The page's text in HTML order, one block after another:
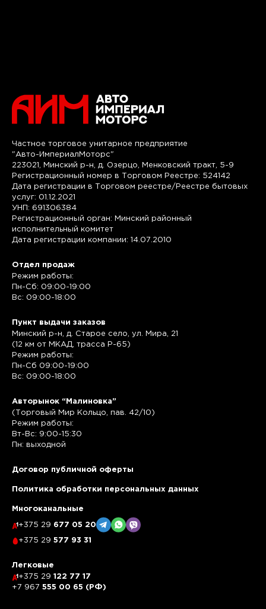
Частное торговое унитарное предприятие
"Авто-ИмпериалМоторс"
223021, Минский р-н, д. Озерцо, Менковский тракт, 5-9
Регистрационный номер в Торговом Реестре: 524142
Дата регистрации в Торговом реестре/Реестре бытовых
услуг: 01.12.2021
УНП: 691306384
Регистрационный орган: Минский районный
исполнительный комитет
Дата регистрации компании: 14.07.2010
Отдел продаж
Режим работы:
Пн-Сб: 09:00-19:00
Вс: 09:00-18:00
Пункт выдачи заказов
Минский р-н, д. Старое село, ул. Мира, 21
(12 км от МКАД, трасса P-65)
Режим работы:
Пн-Сб 09:00-19:00
Вс: 09:00-18:00
Авторынок “Малиновка”
(Торговый Мир Кольцо, пав. 42/10)
Режим работы:
Вт-Вс: 9:00-15:30
Пн: выходной
Договор публичной оферты
Политика обработки персональных данных
Многоканальные
+375 29 677 05 20
+375 29 577 93 31
Легковые
+375 29 122 77 17
+7 967 555 00 65 (РФ)